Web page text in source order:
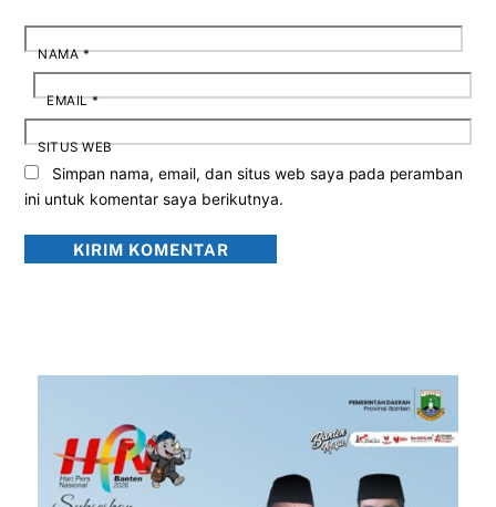
NAMA*
EMAIL*
SITUS WEB
Simpan nama, email, dan situs web saya pada peramban
ini untuk komentar saya berikutnya.